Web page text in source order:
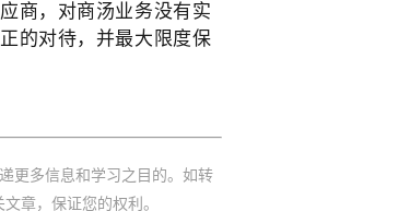
商，对商汤业务没有实
的对待，并最大限度保
更多信息和学习之目的。如转
章，保证您的权利。